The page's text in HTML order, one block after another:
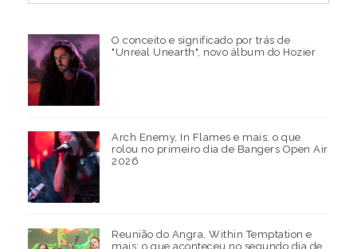
O conceito e significado por trás de
"Unreal Unearth", novo álbum do Hozier
Arch Enemy, In Flames e mais: o que
rolou no primeiro dia de Bangers Open Air
2026
Reunião do Angra, Within Temptation e
mais: o que aconteceu no segundo dia de